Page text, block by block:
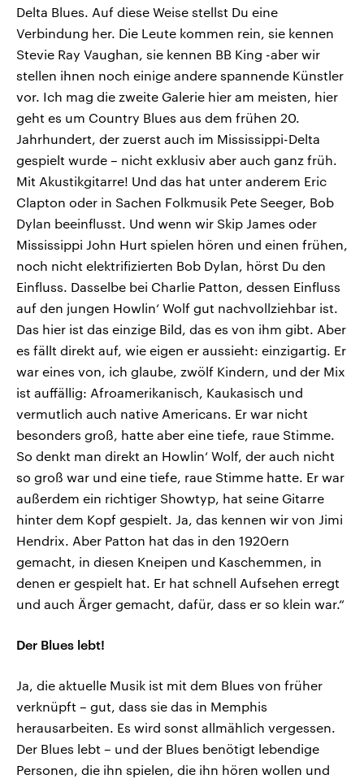
Delta Blues. Auf diese Weise stellst Du eine
Verbindung her. Die Leute kommen rein, sie kennen
Stevie Ray Vaughan, sie kennen BB King -aber wir
stellen ihnen noch einige andere spannende Künstler
vor. Ich mag die zweite Galerie hier am meisten, hier
geht es um Country Blues aus dem frühen 20.
Jahrhundert, der zuerst auch im Mississippi-Delta
gespielt wurde – nicht exklusiv aber auch ganz früh.
Mit Akustikgitarre! Und das hat unter anderem Eric
Clapton oder in Sachen Folkmusik Pete Seeger, Bob
Dylan beeinflusst. Und wenn wir Skip James oder
Mississippi John Hurt spielen hören und einen frühen,
noch nicht elektrifizierten Bob Dylan, hörst Du den
Einfluss. Dasselbe bei Charlie Patton, dessen Einfluss
auf den jungen Howlin‘ Wolf gut nachvollziehbar ist.
Das hier ist das einzige Bild, das es von ihm gibt. Aber
es fällt direkt auf, wie eigen er aussieht: einzigartig. Er
war eines von, ich glaube, zwölf Kindern, und der Mix
ist auffällig: Afroamerikanisch, Kaukasisch und
vermutlich auch native Americans. Er war nicht
besonders groß, hatte aber eine tiefe, raue Stimme.
So denkt man direkt an Howlin‘ Wolf, der auch nicht
so groß war und eine tiefe, raue Stimme hatte. Er war
außerdem ein richtiger Showtyp, hat seine Gitarre
hinter dem Kopf gespielt. Ja, das kennen wir von Jimi
Hendrix. Aber Patton hat das in den 1920ern
gemacht, in diesen Kneipen und Kaschemmen, in
denen er gespielt hat. Er hat schnell Aufsehen erregt
und auch Ärger gemacht, dafür, dass er so klein war.“
Der Blues lebt!
Ja, die aktuelle Musik ist mit dem Blues von früher
verknüpft – gut, dass sie das in Memphis
herausarbeiten. Es wird sonst allmählich vergessen.
Der Blues lebt – und der Blues benötigt lebendige
Personen, die ihn spielen, die ihn hören wollen und